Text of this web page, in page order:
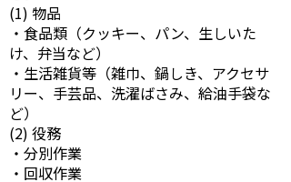
(1) 物品
・食品類（クッキー、パン、生しいた
け、弁当など）
・生活雑貨等（雑巾、鍋しき、アクセサ
リー、手芸品、洗濯ばさみ、給油手袋な
ど）
(2) 役務
・分別作業
・回収作業